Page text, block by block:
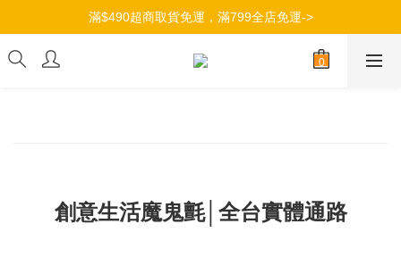
加入會員，立即獲得100元購物金->
滿$490超商取貨免運，滿799全店免運->
加入會員，立即獲得100元購物金->
創意生活魔鬼氈│全台實體通路